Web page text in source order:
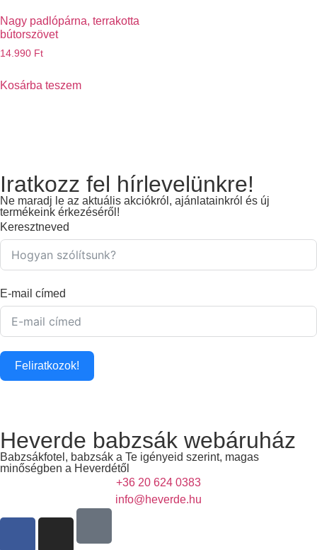
Nagy padlópárna, terrakotta
bútorszövet
14.990 Ft
Kosárba teszem
Iratkozz fel hírlevelünkre!
Ne maradj le az aktuális akciókról, ajánlatainkról és új
termékeink érkezéséről!
Keresztneved
E-mail címed
Feliratkozok!
Heverde babzsák webáruház
Babzsákfotel, babzsák a Te igényeid szerint, magas
minőségben a Heverdétől
+36 20 624 0383
info@heverde.hu